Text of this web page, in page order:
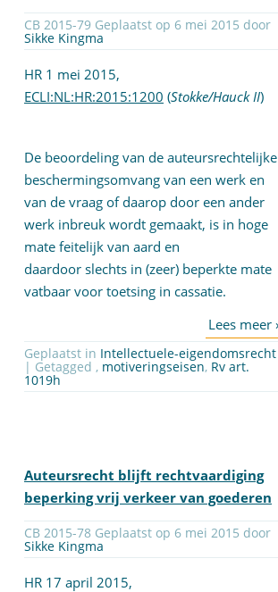
CB 2015-79 Geplaatst op 6 mei 2015 door
Sikke Kingma
HR 1 mei 2015,
ECLI:NL:HR:2015:1200 (Stokke/Hauck II)
De beoordeling van de auteursrechtelijke
beschermingsomvang van een werk en
van de vraag of daarop door een ander
werk inbreuk wordt gemaakt, is in hoge
mate feitelijk van aard en
daardoor slechts in (zeer) beperkte mate
vatbaar voor toetsing in cassatie.
Geplaatst in Intellectuele-eigendomsrecht
| Getagged , motiveringseisen, Rv art.
1019h
Auteursrecht blijft rechtvaardiging
beperking vrij verkeer van goederen
CB 2015-78 Geplaatst op 6 mei 2015 door
Sikke Kingma
HR 17 april 2015,